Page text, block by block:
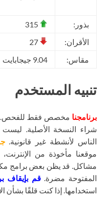
بذور:
الأقران:
مقاس:
9.04 جيجابايت
تنبيه المستخدم
برنامجنا مخصص فقط للفحص.
شراء النسخة الأصلية.
الناس لأنشطة غير قانونية.
موقعنا مأخوذة من
مشاكل. قد يظن بعض برامج
المفتوحة مضرة.قم بإيقاف
استخدامها. إذا كنت قلقًا بشأن